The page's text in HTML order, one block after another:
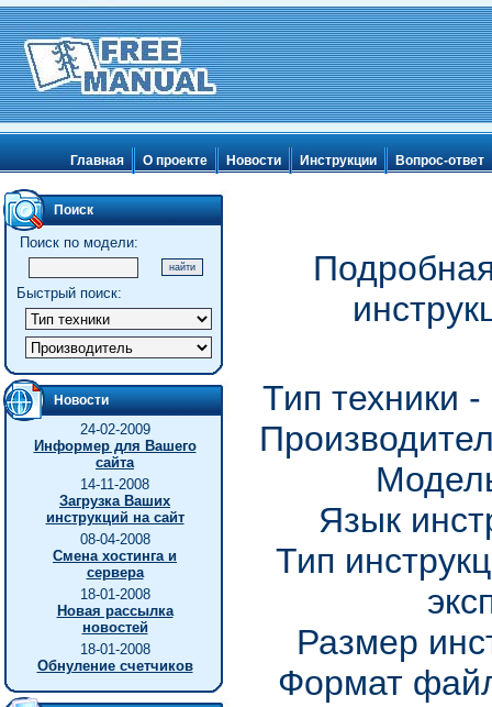
Главная О проекте Новости Инструкции Вопрос-ответ
Поиск
Поиск по модели:
Быстрый поиск:
Новости
24-02-2009
Информер для Вашего
сайта
14-11-2008
Загрузка Ваших
инструкций на сайт
08-04-2008
Смена хостинга и
сервера
18-01-2008
Новая рассылка
новостей
18-01-2008
Обнуление счетчиков
Тип техники
Язык
Тип
Размер
Формат